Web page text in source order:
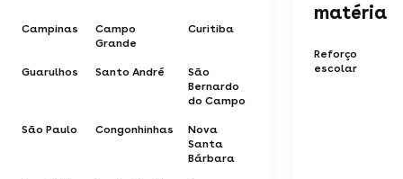
Campinas
Campo
Grande
Curitiba
Guarulhos Santo André
São
Bernardo
do Campo
São Paulo Congonhinhas
Nova
Santa
Bárbara
matéria
Reforço
escolar